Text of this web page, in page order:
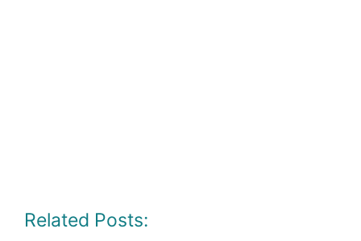
Related Posts: